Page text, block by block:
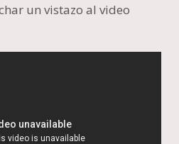
un vistazo al video